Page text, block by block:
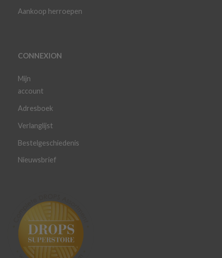
Aankoop herroepen
CONNEXION
Mijn
account
Adresboek
Verlanglijst
Bestelgeschiedenis
Nieuwsbrief